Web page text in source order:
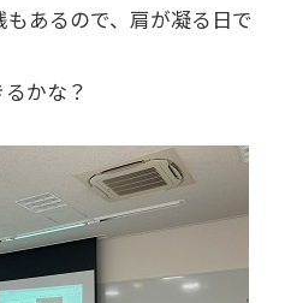
あるので、肩が凝る日で
かな？